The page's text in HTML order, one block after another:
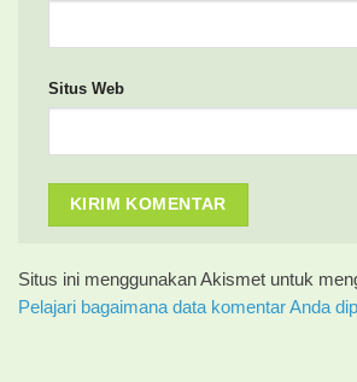
Situs Web
Situs ini menggunakan Akismet untuk
Pelajari bagaimana data komentar Anda